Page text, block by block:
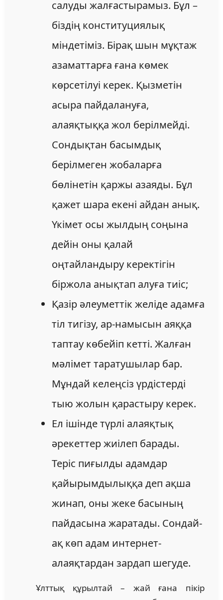
салуды жалғастырамыз. Бұл –
біздің конституциялық
міндетіміз. Бірақ шын мұқтаж
азаматтарға ғана көмек
көрсетілуі керек. Қызметін
асыра пайдалануға,
алаяқтыққа жол берілмейді.
Сондықтан басымдық
берілмеген жобаларға
бөлінетін қаржы азаяды. Бұл
қажет шара екені айдан анық.
Үкімет осы жылдың соңына
дейін оны қалай
оңтайландыру керектігін
біржола анықтап алуға тиіс;
Қазір әлеуметтік желіде адамға
тіл тигізу, ар-намысын аяққа
таптау көбейіп кетті. Жалған
мәлімет таратушылар бар.
Мұндай келеңсіз үрдістерді
тыю жолын қарастыру керек.
Ел ішінде түрлі алаяқтық
әрекеттер жиілеп барады.
Теріс пиғылды адамдар
қайырымдылыққа деп ақша
жинап, оны жеке басының
пайдасына жаратады. Сондай-
ақ көп адам интернет-
алаяқтардан зардап шегуде.
Ұлттық құрылтай – жай ғана пікір